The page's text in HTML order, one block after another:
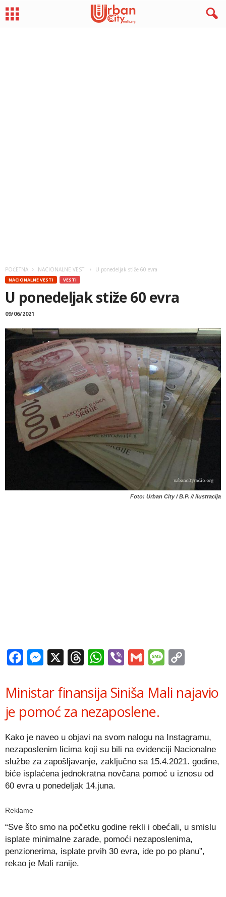
POČETNA NACIONALNE VESTI U ponedeljak stiže 60 evra
NACIONALNE VESTI VESTI
U ponedeljak stiže 60 evra
09/06/2021
Foto: Urban City / B.P. // ilustracija
Facebook
Messenger
X Threads
WhatsApp
ViberGmail
Ministar finansija Siniša Mali najavio
je pomoć za nezaposlene.
Kako je naveo u objavi na svom nalogu na Instagramu,
nezaposlenim licima koji su bili na evidenciji Nacionalne
službe za zapošljavanje, zaključno sa 15.4.2021. godine,
biće isplaćena jednokratna novčana pomoć u iznosu od
60 evra u ponedeljak 14.juna.
Reklame
“Sve što smo na početku godine rekli i obećali, u smislu
isplate minimalne zarade, pomoći nezaposlenima,
penzionerima, isplate prvih 30 evra, ide po po planu”,
rekao je Mali ranije.